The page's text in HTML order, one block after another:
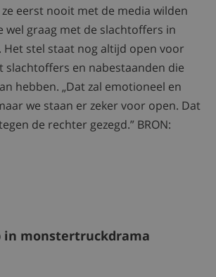
eerst nooit met de media wilden
wel graag met de slachtoffers in
Het stel staat nog altijd open voor
slachtoffers en nabestaanden die
hebben. „Dat zal emotioneel en
we staan er zeker voor open. Dat
de rechter gezegd.” BRON:
in monstertruckdrama